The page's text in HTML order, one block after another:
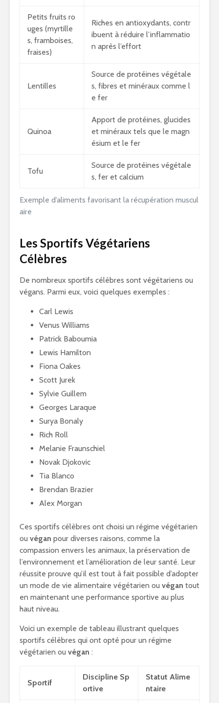
Exemple d’aliments favorisant la récupération muscul
aire
Petits fruits ro
uges (myrtille
s, framboises,
fraises)
Riches en antioxydants, contr
ibuent à réduire l’inflammatio
n après l’effort
Lentilles
Source de protéines végétale
s, fibres et minéraux comme l
e fer
Quinoa
Apport de protéines, glucides
et minéraux tels que le magn
ésium et le fer
Tofu
Source de protéines végétale
s, fer et calcium
Les Sportifs Végétariens
Célèbres
De nombreux sportifs célèbres sont végétariens ou
végans. Parmi eux, voici quelques exemples :
Carl Lewis
Venus Williams
Patrick Baboumia
Lewis Hamilton
Fiona Oakes
Scott Jurek
Sylvie Guillem
Georges Laraque
Surya Bonaly
Rich Roll
Melanie Fraunschiel
Novak Djokovic
Tia Blanco
Brendan Brazier
Alex Morgan
Ces sportifs célèbres ont choisi un régime végétarien
ou végan pour diverses raisons, comme la
compassion envers les animaux, la préservation de
l’environnement et l’amélioration de leur santé. Leur
réussite prouve qu’il est tout à fait possible d’adopter
un mode de vie alimentaire végétarien ou végan tout
en maintenant une performance sportive au plus
haut niveau.
Voici un exemple de tableau illustrant quelques
sportifs célèbres qui ont opté pour un régime
végétarien ou végan :
Sportif
Discipline Sp
ortive
Statut Alime
ntaire